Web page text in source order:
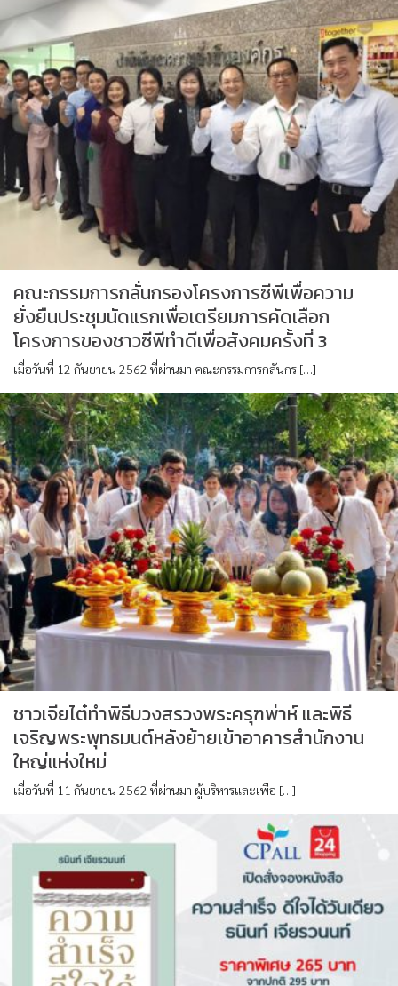
คณะกรรมการกลั่นกรองโครงการซีพีเพื่อความ
ยั่งยืนประชุมนัดแรกเพื่อเตรียมการคัดเลือก
โครงการของชาวซีพีทำดีเพื่อสังคมครั้งที่ 3
เมื่อวันที่ 12 กันยายน 2562 ที่ผ่านมา คณะกรรมการกลั่นกร […]
ชาวเจียไต๋ทำพิธีบวงสรวงพระครุฑพ่าห์ และพิธี
เจริญพระพุทธมนต์หลังย้ายเข้าอาคารสำนักงาน
ใหญ่แห่งใหม่
เมื่อวันที่ 11 กันยายน 2562 ที่ผ่านมา ผู้บริหารและเพื่อ […]